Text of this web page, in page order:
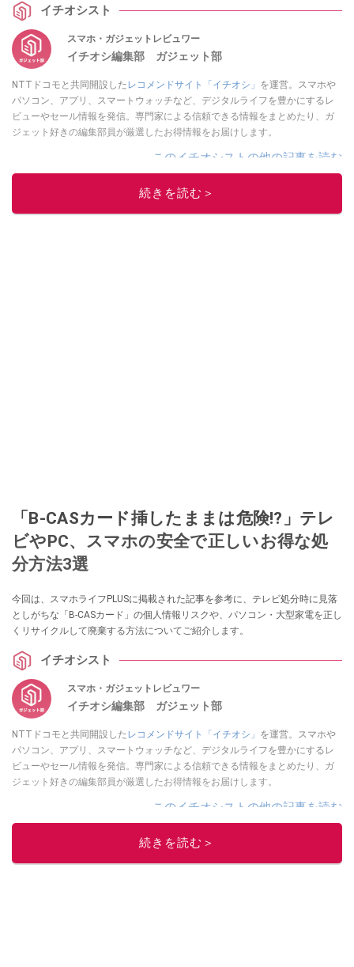
イチオシスト
スマホ・ガジェットレビュワー
イチオシ編集部 ガジェット部
NTTドコモと共同開設した レコメンドサイト「イチオシ」 を運営。スマホや
パソコン、アプリ、スマートウォッチなど、デジタルライフを豊かにするレ
ビューやセール情報を発信。専門家による信頼できる情報をまとめたり、ガ
ジェット好きの編集部員が厳選したお得情報をお届けします。
このイチオシストの他の記事を読む
続きを読む＞
「B-CASカード挿したままは危険!?」テレ
ビやPC、スマホの安全で正しいお得な処
分方法3選
今回は、スマホライフPLUSに掲載された記事を参考に、テレビ処分時に見落
としがちな「B-CASカード」の個人情報リスクや、パソコン・大型家電を正し
くリサイクルして廃棄する方法についてご紹介します。
イチオシスト
スマホ・ガジェットレビュワー
イチオシ編集部 ガジェット部
NTTドコモと共同開設した レコメンドサイト「イチオシ」 を運営。スマホや
パソコン、アプリ、スマートウォッチなど、デジタルライフを豊かにするレ
ビューやセール情報を発信。専門家による信頼できる情報をまとめたり、ガ
ジェット好きの編集部員が厳選したお得情報をお届けします。
このイチオシストの他の記事を読む
続きを読む＞